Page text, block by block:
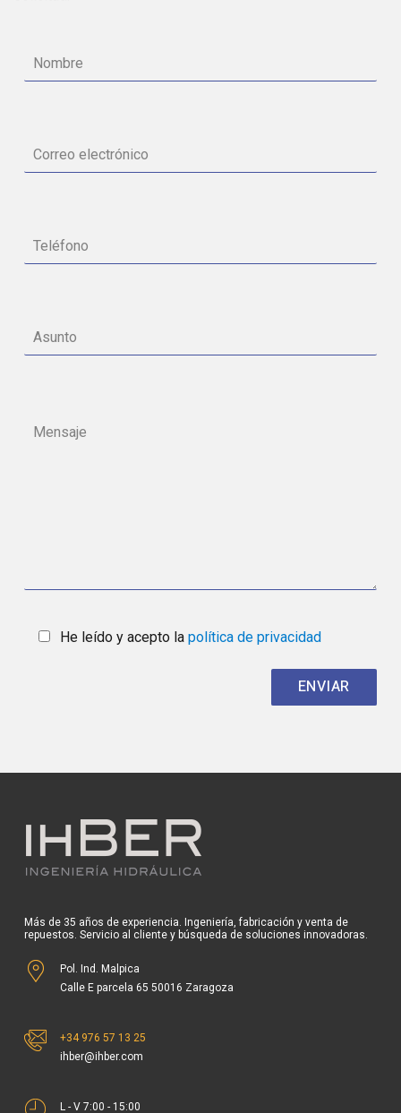
He leído y acepto la política de privacidad
Más de 35 años de experiencia. Ingeniería, fabricación y venta de
repuestos. Servicio al cliente y búsqueda de soluciones innovadoras.
Pol. Ind. Malpica
Calle E parcela 65 50016 Zaragoza
+34 976 57 13 25
ihber@ihber.com
L - V 7:00 - 15:00